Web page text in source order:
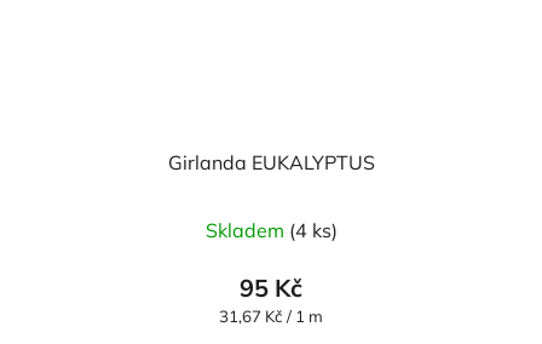
Girlanda EUKALYPTUS
Skladem (4 ks)
95 Kč
Měrná
31,67 Kč / 1 m